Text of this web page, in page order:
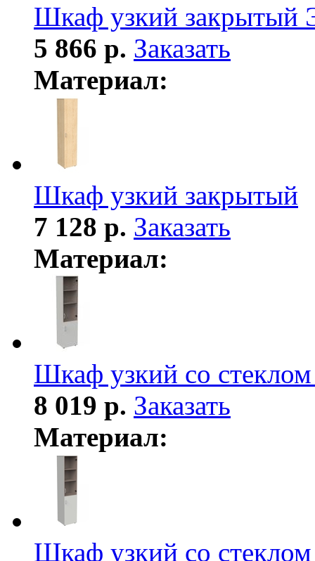
Шкаф узкий закрытый
5 866 р. Заказать
Материал:
Шкаф узкий закрытый
7 128 р. Заказать
Материал:
Шкаф узкий со
8 019 р. Заказать
Материал:
Шкаф узкий со стеклом